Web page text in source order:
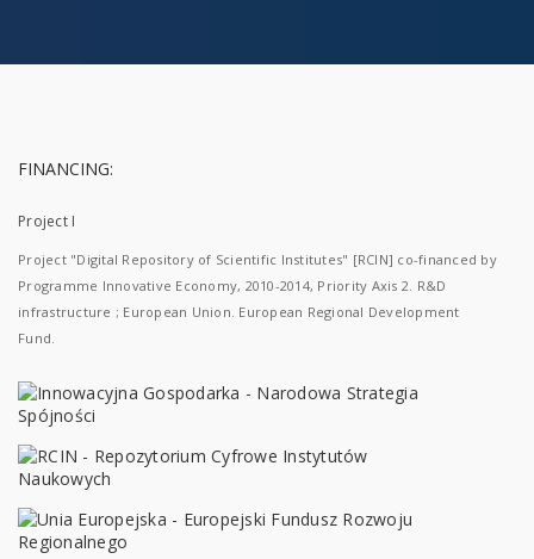
FINANCING:
Project I
Project "Digital Repository of Scientific Institutes" [RCIN] co-financed by
Programme Innovative Economy, 2010-2014, Priority Axis 2. R&D
infrastructure ; European Union. European Regional Development
Fund.